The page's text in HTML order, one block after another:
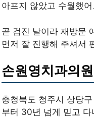
아프지 않았고 수월했
곧 검진 날이라 재방문
먼저 잘 진행해 주셔서
손원영치과의원
충청북도 청주시 상당
부터 30년 넘게 믿고